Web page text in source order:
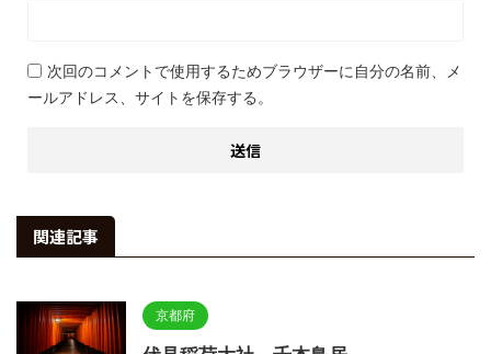
次回のコメントで使用するためブラウザーに自分の名前、メ
ールアドレス、サイトを保存する。
関連記事
京都府